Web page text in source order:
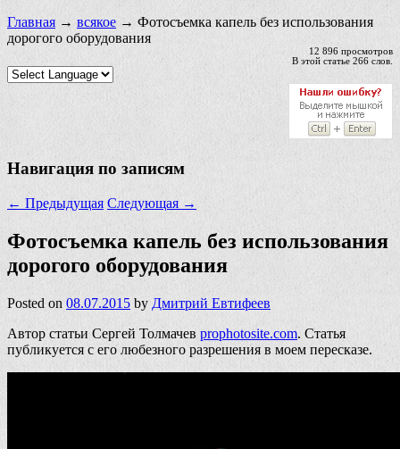
Главная → всякое → Фотосъемка капель без использования
дорогого оборудования
12 896 просмотров
В этой статье 266 слов.
Навигация по записям
← Предыдущая Следующая →
Фотосъемка капель без использования
дорогого оборудования
Posted on 08.07.2015 by Дмитрий Евтифеев
Автор статьи Сергей Толмачев prophotosite.com. Статья
публикуется с его любезного разрешения в моем пересказе.